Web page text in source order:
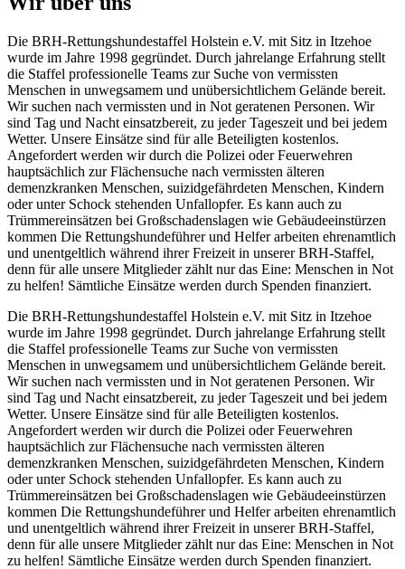
Die BRH-Rettungshundestaffel Holstein e.V. mit Sitz in Itzehoe
wurde im Jahre 1998 gegründet. Durch jahrelange Erfahrung stellt
die Staffel professionelle Teams zur Suche von vermissten
Menschen in unwegsamem und unübersichtlichem Gelände bereit.
Wir suchen nach vermissten und in Not geratenen Personen. Wir
sind Tag und Nacht einsatzbereit, zu jeder Tageszeit und bei jedem
Wetter. Unsere Einsätze sind für alle Beteiligten kostenlos.
Angefordert werden wir durch die Polizei oder Feuerwehren
hauptsächlich zur Flächensuche nach vermissten älteren
demenzkranken Menschen, suizidgefährdeten Menschen, Kindern
oder unter Schock stehenden Unfallopfer. Es kann auch zu
Trümmereinsätzen bei Großschadenslagen wie Gebäudeeinstürzen
kommen Die Rettungshundeführer und Helfer arbeiten ehrenamtlich
und unentgeltlich während ihrer Freizeit in unserer BRH-Staffel,
denn für alle unsere Mitglieder zählt nur das Eine: Menschen in Not
zu helfen! Sämtliche Einsätze werden durch Spenden finanziert.
Die BRH-Rettungshundestaffel Holstein e.V. mit Sitz in Itzehoe
wurde im Jahre 1998 gegründet. Durch jahrelange Erfahrung stellt
die Staffel professionelle Teams zur Suche von vermissten
Menschen in unwegsamem und unübersichtlichem Gelände bereit.
Wir suchen nach vermissten und in Not geratenen Personen. Wir
sind Tag und Nacht einsatzbereit, zu jeder Tageszeit und bei jedem
Wetter. Unsere Einsätze sind für alle Beteiligten kostenlos.
Angefordert werden wir durch die Polizei oder Feuerwehren
hauptsächlich zur Flächensuche nach vermissten älteren
demenzkranken Menschen, suizidgefährdeten Menschen, Kindern
oder unter Schock stehenden Unfallopfer. Es kann auch zu
Trümmereinsätzen bei Großschadenslagen wie Gebäudeeinstürzen
kommen Die Rettungshundeführer und Helfer arbeiten ehrenamtlich
und unentgeltlich während ihrer Freizeit in unserer BRH-Staffel,
denn für alle unsere Mitglieder zählt nur das Eine: Menschen in Not
zu helfen! Sämtliche Einsätze werden durch Spenden finanziert.